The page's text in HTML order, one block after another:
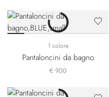
1 colore
Pantaloncini da bagno
€ 900